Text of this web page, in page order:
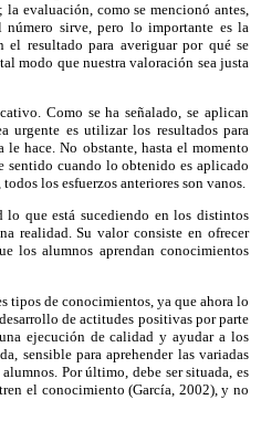
evaluación, como se mencionó antes,
sirve, pero lo importante es la
resultado para averiguar por qué se
modo que nuestra valoración sea justa
Como se ha señalado, se aplican
urgente es utilizar los resultados para
hace. No obstante, hasta el momento
sentido cuando lo obtenido es aplicado
los esfuerzos anteriores son vanos.
lo que está sucediendo en los distintos
realidad. Su valor consiste en ofrecer
los alumnos aprendan conocimientos
tipos de conocimientos, ya que ahora lo
de actitudes positivas por parte
ejecución de calidad y ayudar a los
sensible para aprehender las variadas
Por último, debe ser situada, es
el conocimiento (García, 2002), y no